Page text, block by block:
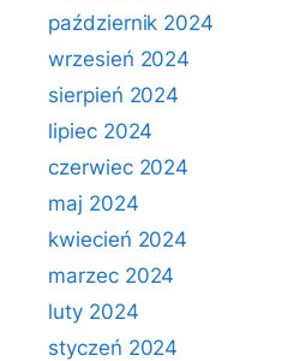
październik 2024
wrzesień 2024
sierpień 2024
lipiec 2024
czerwiec 2024
maj 2024
kwiecień 2024
marzec 2024
luty 2024
styczeń 2024